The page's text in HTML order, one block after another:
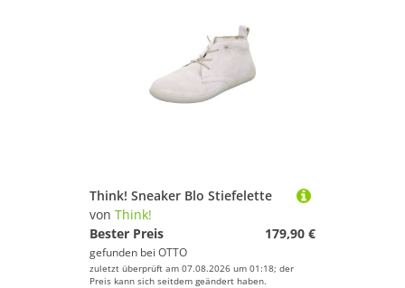
Think! Sneaker Blo Stiefelette
von Think!
Bester Preis
179,90 €
gefunden bei OTTO
zuletzt überprüft am 07.08.2026 um 01:18; der
Preis kann sich seitdem geändert haben.